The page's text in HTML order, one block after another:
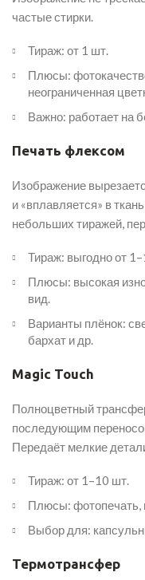
частые стирки.
Тираж: от 1 шт.
Плюсы:
неограниченная
Важно: работает на
Печать флексом
Изображение
и «вплавляется» в
небольших тиражей,
Тираж: выгодно от
Плюсы: высокая
вид.
Варианты плёнок:
бархат и др.
Magic Touch
Полноцветный
последующим
Передаёт мелкие
Тираж: от 1–10 шт.
Плюсы: фотопечать,
Выбор для:
Термотрансфер